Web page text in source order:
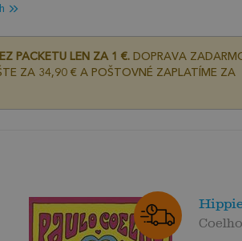
PACKETU LEN ZA 1 €.DOPRAVA
ZA 34,90 € A POŠTOVNÉ ZAPLATÍME ZA